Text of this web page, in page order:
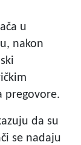
u
nakon
pregovore.
da su
se nadaju